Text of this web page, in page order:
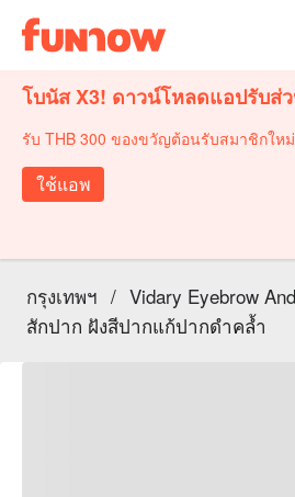
โบนัส X3! ดาวน์โหลดแอปรับส่
รับ THB 300 ของขวัญต้อนรับสมาชิกให
ใช้แอพ
กรุงเทพฯ / Vidary Eyebrow
สักปาก ฝังสีปากแก้ปากดำคล้ำ